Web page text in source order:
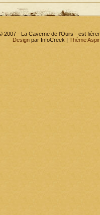
2007 - La Caverne de l'Ours - est
Design par InfoCreek | Thème